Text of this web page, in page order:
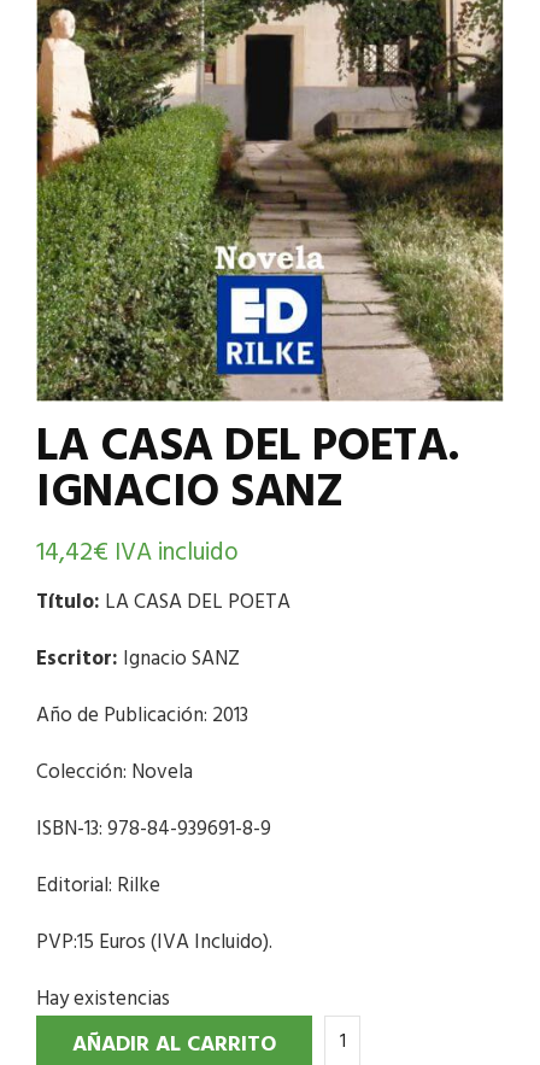
LA CASA DEL POETA.
IGNACIO SANZ
14,42€ IVA incluido
Título: LA CASA DEL POETA
Escritor: Ignacio SANZ
Año de Publicación: 2013
Colección: Novela
ISBN-13: 978-84-939691-8-9
Editorial: Rilke
PVP:15 Euros (IVA Incluido).
Hay existencias
AÑADIR AL CARRITO